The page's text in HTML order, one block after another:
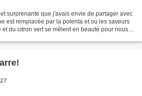
surprenante que j'avais envie de partager avec
est remplacée par la polenta et où les saveurs
du citron vert se mêlent en beauté pour nous